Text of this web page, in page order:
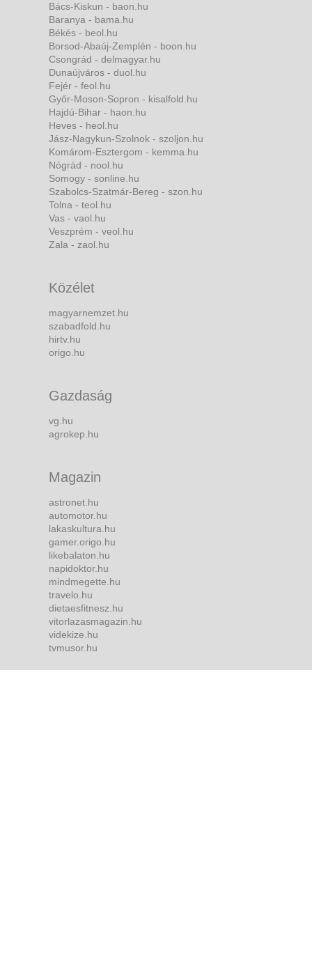
Bács-Kiskun - baon.hu
Baranya - bama.hu
Békés - beol.hu
Borsod-Abaúj-Zemplén - boon.hu
Csongrád - delmagyar.hu
Dunaújváros - duol.hu
Fejér - feol.hu
Győr-Moson-Sopron - kisalfold.hu
Hajdú-Bihar - haon.hu
Heves - heol.hu
Jász-Nagykun-Szolnok - szoljon.hu
Komárom-Esztergom - kemma.hu
Nógrád - nool.hu
Somogy - sonline.hu
Szabolcs-Szatmár-Bereg - szon.hu
Tolna - teol.hu
Vas - vaol.hu
Veszprém - veol.hu
Zala - zaol.hu
Közélet
magyarnemzet.hu
szabadfold.hu
hirtv.hu
origo.hu
Gazdaság
vg.hu
agrokep.hu
Magazin
astronet.hu
automotor.hu
lakaskultura.hu
gamer.origo.hu
likebalaton.hu
napidoktor.hu
mindmegette.hu
travelo.hu
dietaesfitnesz.hu
vitorlazasmagazin.hu
videkize.hu
tvmusor.hu